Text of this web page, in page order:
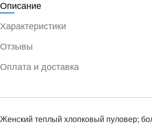
Описание
Характеристики
Отзывы
Оплата и доставка
Женский теплый хлопковый пуловер;